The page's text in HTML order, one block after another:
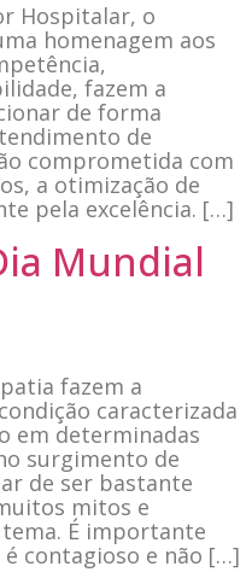
Hospitalar, o
homenagem aos
fazem a
de forma
de
comprometida com
a otimização de
pela excelência. […]
Mundial
fazem a
caracterizada
em determinadas
surgimento de
de ser bastante
mitos e
É importante
contagioso e não […]